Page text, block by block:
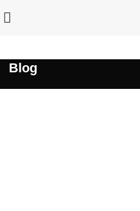
Blog